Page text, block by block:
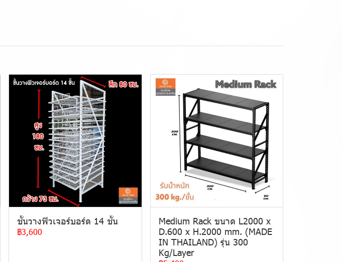
ชั้นวางฟิวเจอร์บอร์ด 14 ชั้น
฿3,600
Medium Rack ขนาด L2000 x
D.600 x H.2000 mm. (MADE
IN THAILAND) รุ่น 300
Kg/Layer